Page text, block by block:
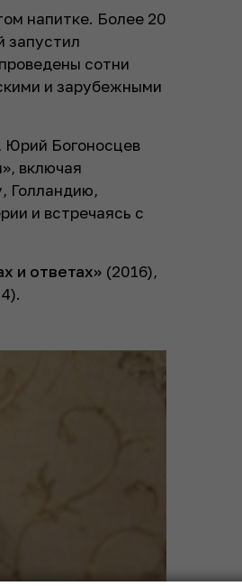
напитке. Более 20
запустил
сотни
и зарубежными
Юрий Богоносцев
включая
Голландию,
и встречаясь с
и ответах» (2016),